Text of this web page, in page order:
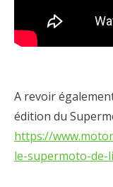
A revoir
édition du
https://
le-supermoto-